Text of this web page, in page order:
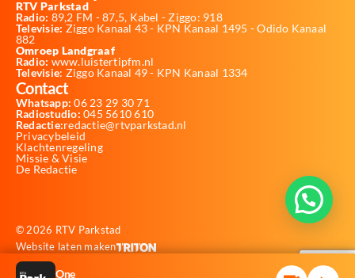
RTV Parkstad
Radio: 89,2 FM - 87,5, Kabel - Ziggo: 918
Televisie: Ziggo Kanaal 43 - KPN Kanaal 1495 - Odido Kanaal
882
Omroep Landgraaf
Radio: www.luistertipfm.nl
Televisie: Ziggo Kanaal 49 - KPN Kanaal 1334
Contact
Whatsapp: 06 23 29 30 71
Radiostudio: 045 5610 610
Redactie:redactie@rtvparkstad.nl
Privacybeleid
Klachtenregeling
Missie & Visie
De Redactie
© 2026 RTV Parkstad
Website laten maken
One